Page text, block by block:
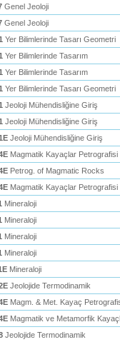
Genel Jeoloji
Genel Jeoloji
Yer Bilimlerinde Tasarı Geometri
Yer Bilimlerinde Tasarım
Yer Bilimlerinde Tasarım
Yer Bilimlerinde Tasarı Geometri
Jeoloji Mühendisliğine Giriş
Jeoloji Mühendisliğine Giriş
Jeoloji Mühendisliğine Giriş
Magmatik Kayaçlar Petrografisi
Petrog. of Magmatic Rocks
Magmatik Kayaçlar Petrografisi
Mineraloji
Mineraloji
Mineraloji
Mineraloji
Mineraloji
Jeolojide Termodinamik
Magm. & Met. Kayaç
Magmatik ve Metamorfik
Jeolojide Termodinamik